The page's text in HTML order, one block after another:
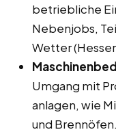
betriebliche
Nebenjobs,
Wetter
Umgang mit
anlagen, wie
und Brennöfen.